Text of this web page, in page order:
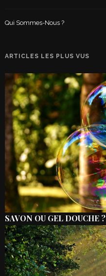
Qui Sommes-Nous ?
ARTICLES LES PLUS VUS
SAVON OU GEL DOUCHE ?